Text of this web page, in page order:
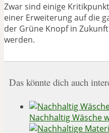
Zwar sind einige
einer Erweiterung auf die
der Grüne Knopf in
werden.
Das könnte dich auch
Nachhaltig Wäsche